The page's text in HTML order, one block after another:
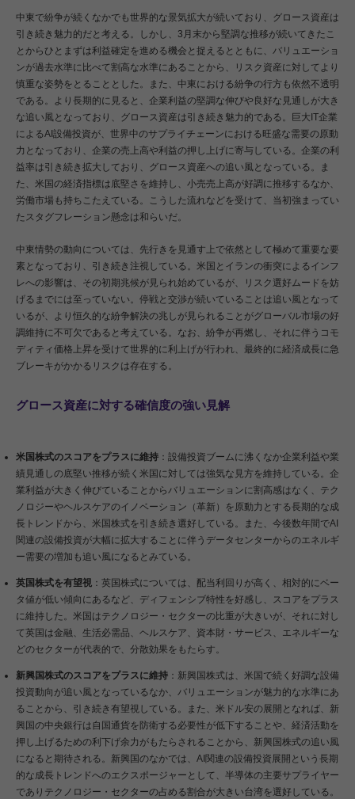
中東で紛争が続くなかでも世界的な景気拡大が続いており、グロース資産は
引き続き魅力的だと考える。しかし、3月末から堅調な推移が続いてきたこ
とからひとまずは利益確定を進める機会と捉えるとともに、バリュエーショ
ンが過去水準に比べて割高な水準にあることから、リスク資産に対してより
慎重な姿勢をとることとした。また、中東における紛争の行方も依然不透明
である。より長期的に見ると、企業利益の堅調な伸びや良好な見通しが大き
な追い風となっており、グロース資産は引き続き魅力的である。巨大IT企業
によるAI設備投資が、世界中のサプライチェーンにおける旺盛な需要の原動
力となっており、企業の売上高や利益の押し上げに寄与している。企業の利
益率は引き続き拡大しており、グロース資産への追い風となっている。ま
た、米国の経済指標は底堅さを維持し、小売売上高が好調に推移するなか、
労働市場も持ちこたえている。こうした流れなどを受けて、当初強まってい
たスタグフレーション懸念は和らいだ。
中東情勢の動向については、先行きを見通す上で依然として極めて重要な要
素となっており、引き続き注視している。米国とイランの衝突によるインフ
レへの影響は、その初期兆候が見られ始めているが、リスク選好ムードを妨
げるまでには至っていない。停戦と交渉が続いていることは追い風となって
いるが、より恒久的な紛争解決の兆しが見られることがグローバル市場の好
調維持に不可欠であると考えている。なお、紛争が再燃し、それに伴うコモ
ディティ価格上昇を受けて世界的に利上げが行われ、最終的に経済成長に急
ブレーキがかかるリスクは存在する。
グロース資産に対する確信度の強い見解
米国株式のスコアをプラスに維持 ：設備投資ブームに沸くなか企業利益や業
績見通しの底堅い推移が続く米国に対しては強気な見方を維持している。企
業利益が大きく伸びていることからバリュエーションに割高感はなく、テク
ノロジーやヘルスケアのイノベーション（革新）を原動力とする長期的な成
長トレンドから、米国株式を引き続き選好している。また、今後数年間でAI
関連の設備投資が大幅に拡大することに伴うデータセンターからのエネルギ
ー需要の増加も追い風になるとみている。
英国株式を有望視 ：英国株式については、配当利回りが高く、相対的にベー
タ値が低い傾向にあるなど、ディフェンシブ特性を好感し、スコアをプラス
に維持した。米国はテクノロジー・セクターの比重が大きいが、それに対し
て英国は金融、生活必需品、ヘルスケア、資本財・サービス、エネルギーな
どのセクターが代表的で、分散効果をもたらす。
新興国株式のスコアをプラスに維持 ：新興国株式は、米国で続く好調な設備
投資動向が追い風となっているなか、バリュエーションが魅力的な水準にあ
ることから、引き続き有望視している。また、米ドル安の展開となれば、新
興国の中央銀行は自国通貨を防衛する必要性が低下することや、経済活動を
押し上げるための利下げ余力がもたらされることから、新興国株式の追い風
になると期待される。新興国のなかでは、AI関連の設備投資展開という長期
的な成長トレンドへのエクスポージャーとして、半導体の主要サプライヤー
でありテクノロジー・セクターの占める割合が大きい台湾を選好している。